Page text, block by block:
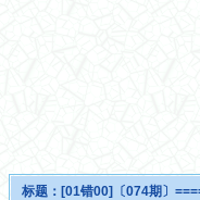
标题： [01错00]〔074期〕